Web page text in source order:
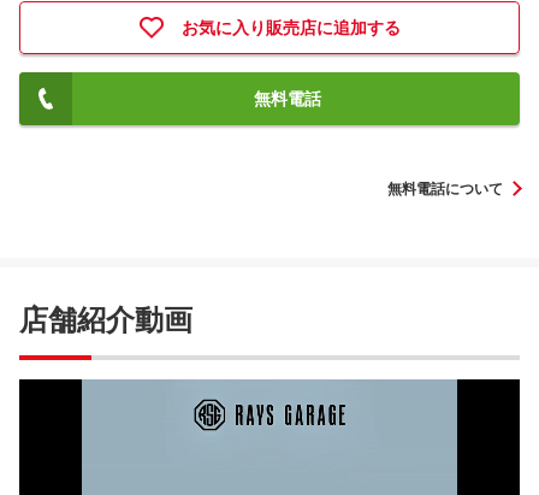
お気に入り販売店に追加する
無料電話
無料電話について
店舗紹介動画